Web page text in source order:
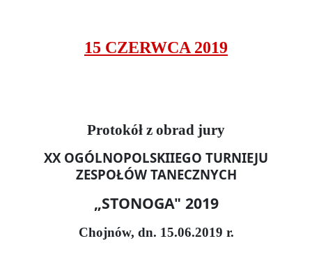
15 CZERWCA 2019
Protokół z obrad jury
XX OGÓLNOPOLSKIIEGO TURNIEJU
ZESPOŁÓW TANECZNYCH
„STONOGA" 2019
Chojnów, dn. 15.06.2019 r.